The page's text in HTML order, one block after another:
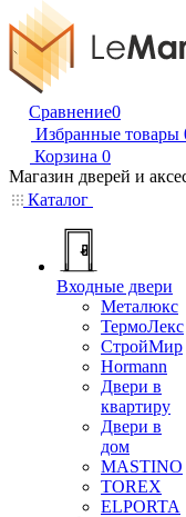
Сравнение0
Избранные товары
Корзина 0
Магазин дверей и
Каталог
Входные двери
Металюкс
ТермоЛекс
СтройМир
Hormann
Двери в
квартиру
Двери в
дом
MASTINO
TOREX
ELPORTA